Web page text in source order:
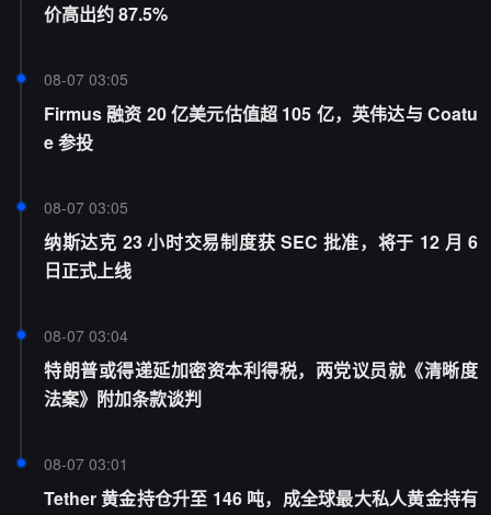
价高出约 87.5%
08-07 03:05
Firmus 融资 20 亿美元估值超 105 亿，英伟达与 Coatu
e 参投
08-07 03:05
纳斯达克 23 小时交易制度获 SEC 批准，将于 12 月 6
日正式上线
08-07 03:04
特朗普或得递延加密资本利得税，两党议员就《清晰度
法案》附加条款谈判
08-07 03:01
Tether 黄金持仓升至 146 吨，成全球最大私人黄金持有